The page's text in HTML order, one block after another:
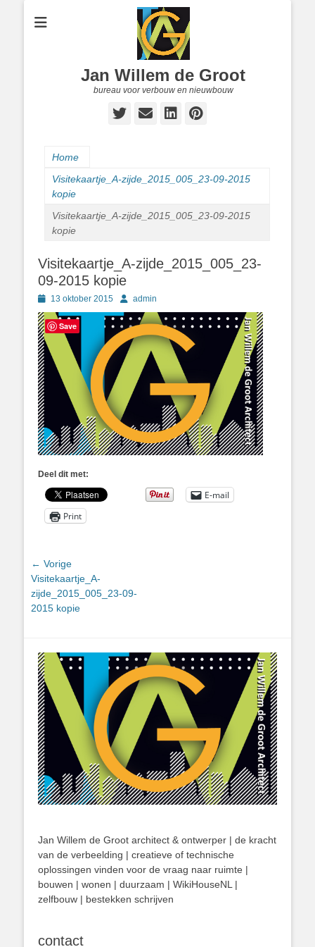
Jan Willem de Groot
bureau voor verbouw en nieuwbouw
Twitter
E-
LinkedIn
Pinterest
Home
Visitekaartje_A-zijde_2015_005_23-09-2015
kopie
Visitekaartje_A-zijde_2015_005_23-09-2015
kopie
Visitekaartje_A-zijde_2015_005_23-
09-2015 kopie
Geplaatst
op
13 oktober 2015 Authoradmin
Deel dit met:
E-mail
Print
Bericht
navigatie
← Vorige
Vorig
bericht:
Visitekaartje_A-
zijde_2015_005_23-09-
2015 kopie
Jan Willem de Groot architect & ontwerper | de kracht
van de verbeelding | creatieve of technische
oplossingen vinden voor de vraag naar ruimte |
bouwen | wonen | duurzaam | WikiHouseNL |
zelfbouw | bestekken schrijven
contact
Save